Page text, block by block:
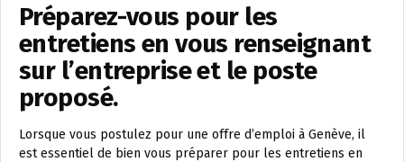
Préparez-vous pour les
entretiens en vous renseignant
sur l’entreprise et le poste
proposé.
Lorsque vous postulez pour une offre d’emploi à Genève, il
est essentiel de bien vous préparer pour les entretiens en